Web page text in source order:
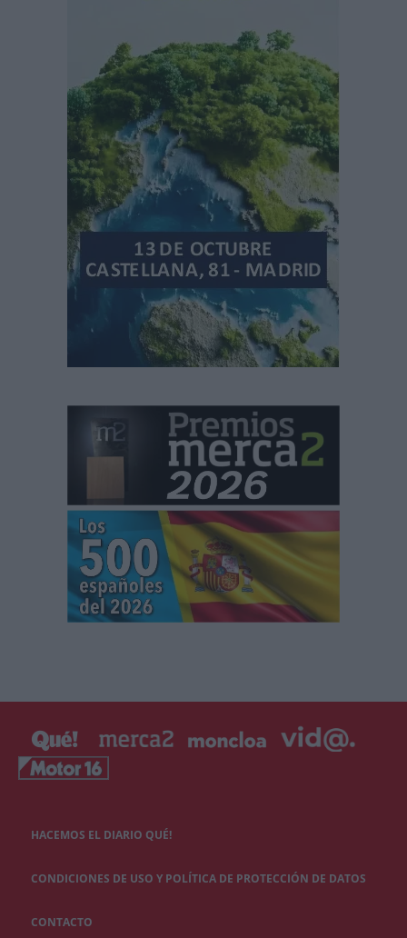
HACEMOS EL DIARIO QUÉ!
CONDICIONES DE USO Y POLÍTICA DE PROTECCIÓN DE DATOS
CONTACTO